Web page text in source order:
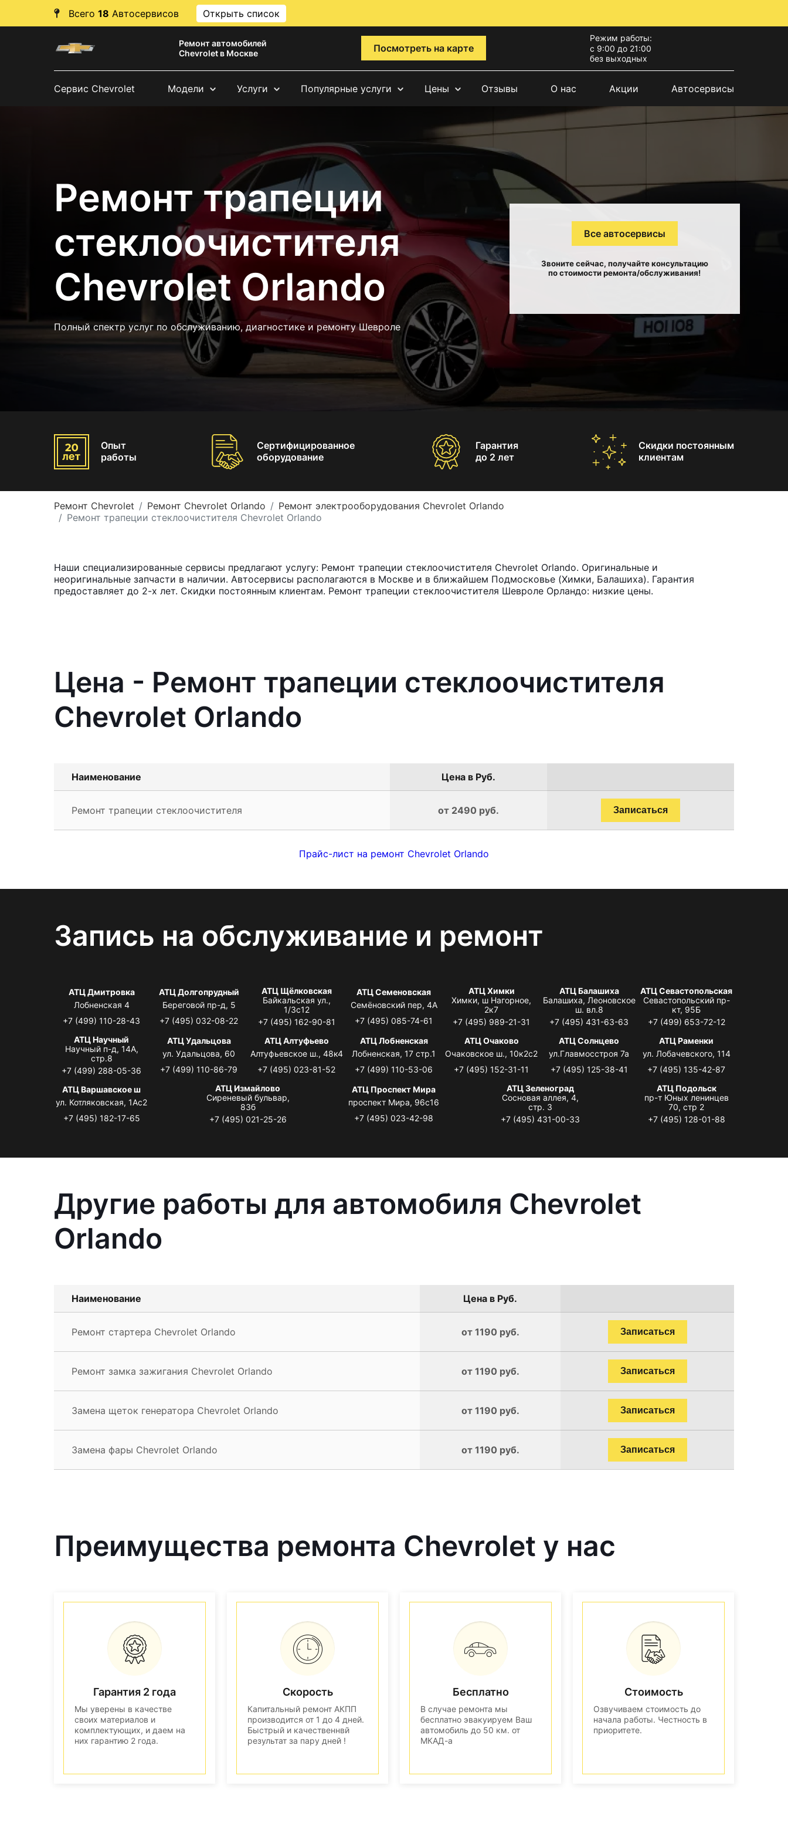
Всего 18 Автосервисов Открыть список
Ремонт автомобилей
Chevrolet в Москве
Посмотреть на карте
Режим работы:
с 9:00 до 21:00
без выходных
Сервис Chevrolet Модели Услуги Популярные услуги Цены Отзывы О нас Акции Автосервисы
Ремонт трапеции
стеклоочистителя
Chevrolet Orlando
Полный спектр услуг по обслуживанию, диагностике и ремонту Шевроле
Все автосервисы
Звоните сейчас, получайте консультацию
по стоимости ремонта/обслуживания!
Опыт
работы
Сертифицированное
оборудование
Гарантия
до 2 лет
Скидки постоянным
клиентам
Ремонт Chevrolet Ремонт Chevrolet Orlando
Ремонт электрооборудования Chevrolet Orlando
Ремонт трапеции стеклоочистителя Chevrolet Orlando
Наши специализированные сервисы предлагают услугу: Ремонт трапеции стеклоочистителя Chevrolet Orlando. Оригинальные и
неоригинальные запчасти в наличии. Автосервисы располагаются в Москве и в ближайшем Подмосковье (Химки, Балашиха). Гарантия
предоставляет до 2-х лет. Скидки постоянным клиентам. Ремонт трапеции стеклоочистителя Шевроле Орландо: низкие цены.
Цена - Ремонт трапеции стеклоочистителя
Chevrolet Orlando
Наименование Цена в Руб.
Ремонт трапеции стеклоочистителя от 2490 руб. Записаться
Прайс-лист на ремонт Chevrolet Orlando
Запись на обслуживание и ремонт
АТЦ Дмитровка
Лобненская 4
+7 (499) 110-28-43
АТЦ Долгопрудный
Береговой пр-д, 5
+7 (495) 032-08-22
АТЦ Щёлковская
Байкальская ул.,
1/3с12
+7 (495) 162-90-81
АТЦ Семеновская
Семёновский пер, 4А
+7 (495) 085-74-61
АТЦ Химки
Химки, ш Нагорное,
2к7
+7 (495) 989-21-31
АТЦ Балашиха
Балашиха, Леоновское
ш. вл.8
+7 (495) 431-63-63
АТЦ Севастопольская
Севастопольский пр-
кт, 95Б
+7 (499) 653-72-12
АТЦ Научный
Научный п-д, 14А,
стр.8
+7 (499) 288-05-36
АТЦ Удальцова
ул. Удальцова, 60
+7 (499) 110-86-79
АТЦ Алтуфьево
Алтуфьевское ш., 48к4
+7 (495) 023-81-52
АТЦ Лобненская
Лобненская, 17 стр.1
+7 (499) 110-53-06
АТЦ Очаково
Очаковское ш., 10к2с2
+7 (495) 152-31-11
АТЦ Солнцево
ул.Главмосстроя 7а
+7 (495) 125-38-41
АТЦ Раменки
ул. Лобачевского, 114
+7 (495) 135-42-87
АТЦ Варшавское ш
ул. Котляковская, 1Ас2
+7 (495) 182-17-65
АТЦ Измайлово
Сиреневый бульвар,
83б
+7 (495) 021-25-26
АТЦ Проспект Мира
проспект Мира, 96с16
+7 (495) 023-42-98
АТЦ Зеленоград
Сосновая аллея, 4,
стр. 3
+7 (495) 431-00-33
АТЦ Подольск
пр-т Юных ленинцев
70, стр 2
+7 (495) 128-01-88
Другие работы для автомобиля Chevrolet
Orlando
Наименование Цена в Руб.
Ремонт стартера Chevrolet Orlando от 1190 руб. Записаться
Ремонт замка зажигания Chevrolet Orlando от 1190 руб. Записаться
Замена щеток генератора Chevrolet Orlando от 1190 руб. Записаться
Замена фары Chevrolet Orlando от 1190 руб. Записаться
Преимущества ремонта Chevrolet у нас
Гарантия 2 года
Мы уверены в качестве
своих материалов и
комплектующих, и даем на
них гарантию 2 года.
Скорость
Капитальный ремонт АКПП
производится от 1 до 4 дней.
Быстрый и качественнвй
результат за пару дней !
Бесплатно
В случае ремонта мы
бесплатно эвакуируем Ваш
автомобиль до 50 км. от
МКАД-а
Стоимость
Озвучиваем стоимость до
начала работы. Честность в
приоритете.